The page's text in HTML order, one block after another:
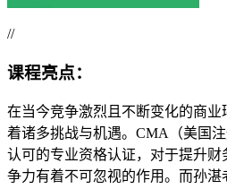
//
课程亮点：
在当今竞争激烈且不断变化的商
着诸多挑战与机遇。CMA（美国
认可的专业资格认证，对于提升
争力有着不可忽视的作用。而孙